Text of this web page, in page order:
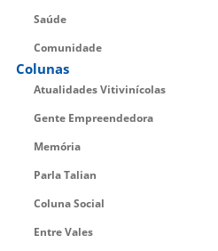
Saúde
Comunidade
Colunas
Atualidades Vitivinícolas
Gente Empreendedora
Memória
Parla Talian
Coluna Social
Entre Vales